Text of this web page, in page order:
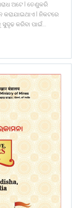
ଅଟେ l ତେଣୁକରି
କରାଯାଇଥାଏ l ନିକଟରେ
କରିବା ପାଇଁ…